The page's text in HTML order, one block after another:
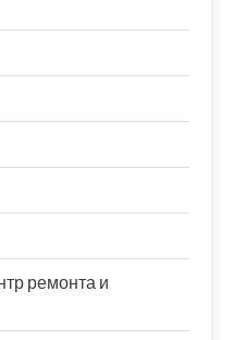
ремонта и